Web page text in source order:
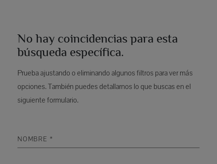
No hay coincidencias para esta
búsqueda específica.
Prueba ajustando o eliminando algunos filtros para ver más
opciones. También puedes detallarnos lo que buscas en el
siguiente formulario.